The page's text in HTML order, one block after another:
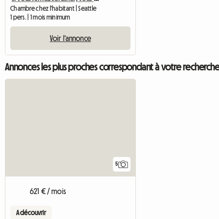
Chambre chez l'habitant | Seattle
1 pers. | 1 mois minimum
Voir l'annonce
Annonces les plus proches correspondant à votre
5
621 € / mois
A découvrir